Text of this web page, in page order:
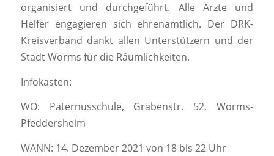
organisiert und durchgeführt. Alle Ärzte und
Helfer engagieren sich ehrenamtlich. Der DRK-
Kreisverband dankt allen Unterstützern und der
Stadt Worms für die Räumlichkeiten.
Infokasten:
WO: Paternusschule, Grabenstr. 52, Worms-
Pfeddersheim
WANN: 14. Dezember 2021 von 18 bis 22 Uhr